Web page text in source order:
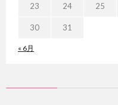
« 6月
23 24 25
30 31